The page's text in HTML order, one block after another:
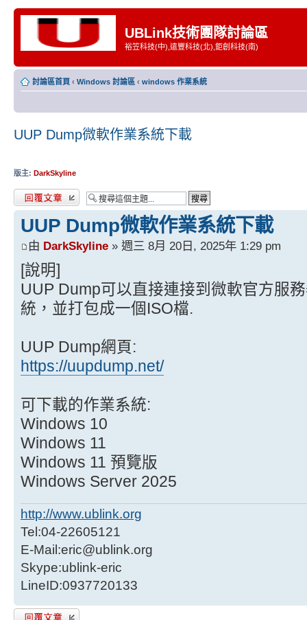
UBLink技術團隊討論區
裕笠科技(中),遠豐科技(北),鉅創科技(南)
討論區首頁 ‹ Windows 討論區 ‹ windows 作業系統
UUP Dump微軟作業系統下載
版主: DarkSkyline
發表回覆
UUP Dump微軟作業系統下載
由 DarkSkyline » 週三 8月 20日, 2025年 1:29 pm
[說明]
UUP Dump可以直接連接到微軟官方服
統，並打包成一個ISO檔.
UUP Dump網頁:
https://uupdump.net/
可下載的作業系統:
Windows 10
Windows 11
Windows 11 預覽版
Windows Server 2025
http://www.ublink.org
Tel:04-22605121
E-Mail:eric@ublink.org
Skype:ublink-eric
LineID:0937720133
發表回覆